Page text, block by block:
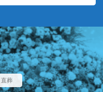
直葬